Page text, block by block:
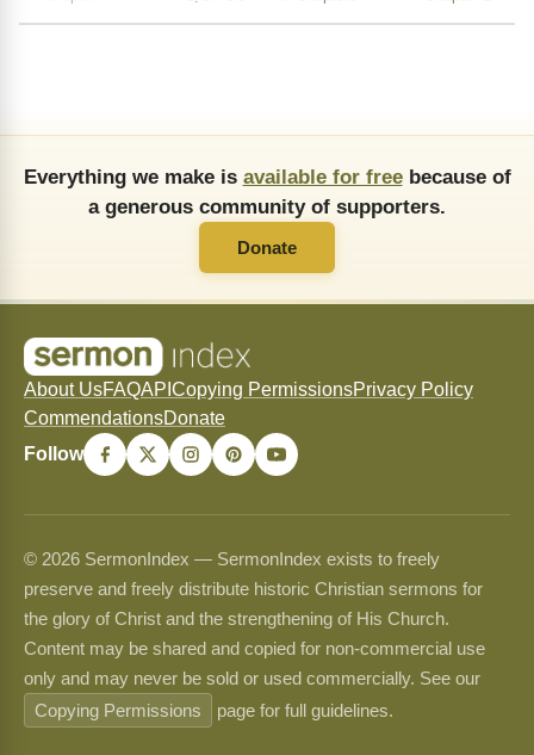
Everything we make is available for freebecause of
a generous community of supporters.
Donate
About UsFAQAPI Copying PermissionsPrivacy Policy
CommendationsDonate
Follow
© 2026 SermonIndex — SermonIndex exists to freely
preserve and freely distribute historic Christian sermons for
the glory of Christ and the strengthening of His Church.
Content may be shared and copied for non-commercial use
only and may never be sold or used commercially. See our
Copying Permissions
page for full guidelines.